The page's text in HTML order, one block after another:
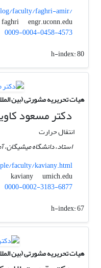
faculty/faghri-amir/
faghri
engr.uconn.edu
0009-0004-0458-4573
h-index:80
هیات تحریریه مشورتی (بین
دکتر مسعود
انتقال حرارت
استاد، دانشگاه میشیگان،
faculty/kaviany.html
kaviany
umich.edu
0000-0002-3183-6877
h-index:67
هیات تحریریه مشورتی (بین